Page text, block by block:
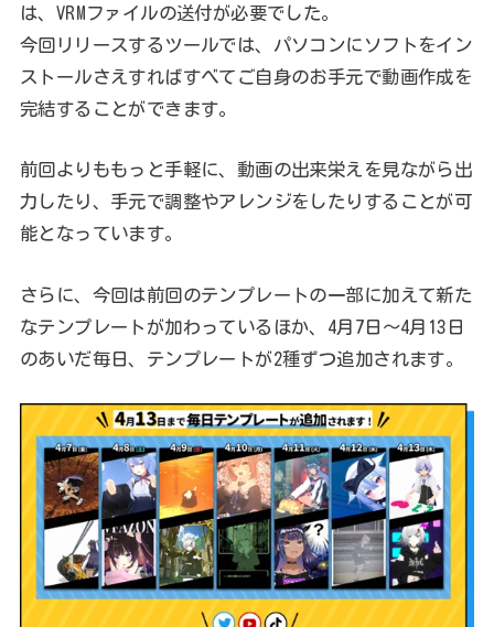
は、VRMファイルの送付が必要でした。
今回リリースするツールでは、パソコンにソフトをイン
ストールさえすればすべてご自身のお手元で動画作成を
完結することができます。
前回よりももっと手軽に、動画の出来栄えを見ながら出
力したり、手元で調整やアレンジをしたりすることが可
能となっています。
さらに、今回は前回のテンプレートの一部に加えて新た
なテンプレートが加わっているほか、4月7日～4月13日
のあいだ毎日、テンプレートが2種ずつ追加されます。